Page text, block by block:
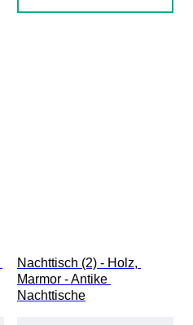
Nachttisch (2) - Holz,
Marmor - Antike
Nachttische